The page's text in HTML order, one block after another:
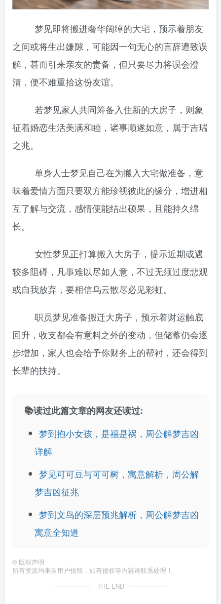
梦见即将搬进奢华阔绰的大宅，预示着朋友
之间或将生出嫌隙，可能因一句无心的言辞遭致误
解，甚而引来亲友的责备，但只要尽力将误会澄
清，便不难重拾这份友谊。
若梦见家人共同筹备入住新的大房子，则象
征着婚恋生活美满和睦，诸事顺遂如意，属于吉瑞
之兆。
单身人士梦见自己在为搬入大宅做准备，意
味着爱情方面只要双方能珍视彼此的缘分，增进相
互了解与交流，感情便能结出硕果，且能持久绵
长。
女性梦见正打算搬入大房子，提示近期或遇
较多阻碍，凡事难以尽如人意，不过无须过度悲观
或自我放弃，要相信乌云散尽必见彩虹。
职员梦见准备搬迁大房子，预示着财运触底
回升，收支都会有意料之外的变动，但储蓄仍会逐
步增加，家人也会给予你财务上的帮衬，还会得到
长辈的扶持。
📚读过此篇文章的网友还读过:
梦到抱小女孩，是福是祸，周公解梦吉凶
详解
梦见可可豆与可可树，寓意解析，周公解
梦吉凶征兆
梦到文鸟的深层预兆解析，周公解梦吉凶
寓意全知道
© 版权声明
所有资源均来自用户投稿，如有侵权等内容请联系处理！
THE END